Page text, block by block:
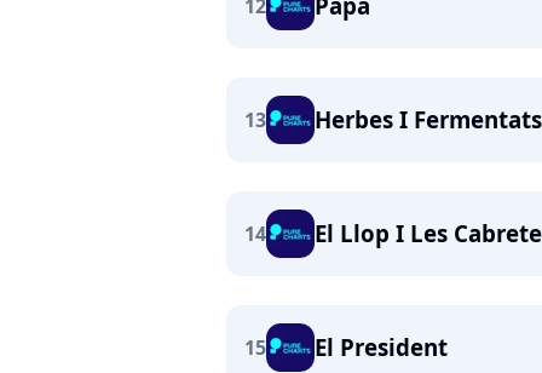
12
13 Herbes I Fermentats
14 El Llop I Les
15 El President